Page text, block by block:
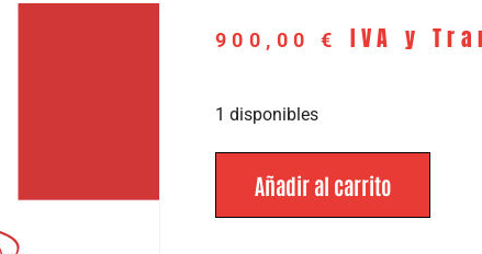
900,00 € IVA y
1 disponibles
Añadir al carrito